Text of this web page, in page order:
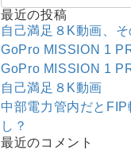
最近の投稿
自己満足８K動画、そ
GoPro MISSION 1
GoPro MISSION 1
自己満足８K動画
中部電力管内だと
し？
最近のコメント